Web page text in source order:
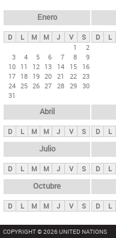
ds
p
n
c
i
p
l
e
s
Enero
D L M M J V
S
1
2
3
4 5 6 7 8
9
10 11 12 13 14 15
16
17 18 19 20 21 22 23
24 25 26 27 28 29 30
31
D L
Abril
D L M M J V S D L
Julio
D L M M J V S D L
Octubre
D L M M J V S D L
COPYRIGHT © 2026 UNITED NATIONS